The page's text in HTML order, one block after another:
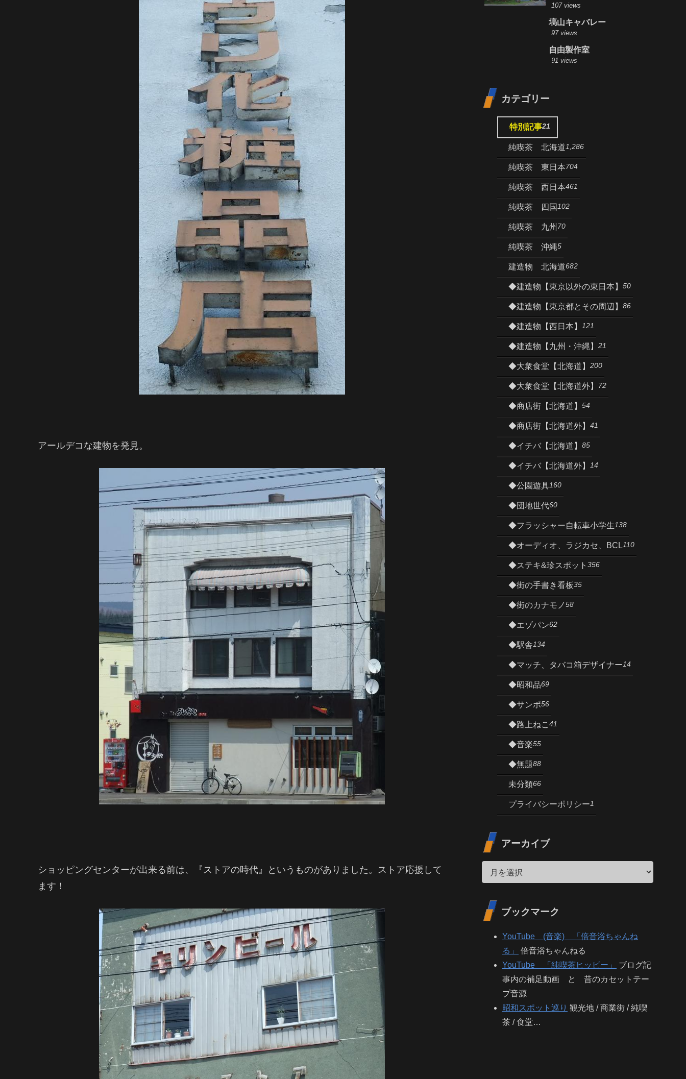
アールデコな建物を発見。
ショッピングセンターが出来る前は、『ストアの時代』というものがありました。ストア応援して
ます！
107 views
塙山キャバレー
97 views
自由製作室
91 views
カテゴリー
特別記事21
純喫茶 北海道1,286
純喫茶 東日本704
純喫茶 西日本461
純喫茶 四国 102
純喫茶 九州 70
純喫茶 沖縄5
建造物 北海道682
◆建造物【東京以外の東日本】 50
◆建造物【東京都とその周辺】 86
◆建造物【西日本】 121
◆建造物【九州・沖縄】 21
◆大衆食堂【北海道】 200
◆大衆食堂【北海道外】 72
◆商店街【北海道】 54
◆商店街【北海道外】 41
◆イチバ【北海道】 85
◆イチバ【北海道外】 14
◆公園遊具160
◆団地世代60
◆フラッシャー自転車小学生138
◆オーディオ、ラジカセ、BCL110
◆ステキ&珍スポット 356
◆街の手書き看板35
◆街のカナモノ58
◆エゾパン62
◆駅舎134
◆マッチ、タバコ箱デザイナー14
◆昭和品69
◆サンポ56
◆路上ねこ 41
◆音楽55
◆無題88
未分類66
プライバシーポリシー1
アーカイブ
ブックマーク
YouTube (音楽) 「倍音浴ちゃんね
る」
倍音浴ちゃんねる
YouTube 「純喫茶ヒッピー」
ブログ記
事内の補足動画 と 昔のカセットテー
プ音源
昭和スポット巡り 観光地 / 商業街 / 純喫
茶 / 食堂…